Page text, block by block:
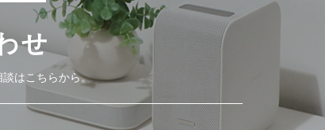
せ
はこちらから。